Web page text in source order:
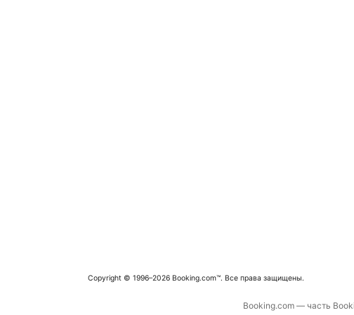
Copyright © 1996–2026 Booking.com™. Все права защищены.
Booking.com — часть